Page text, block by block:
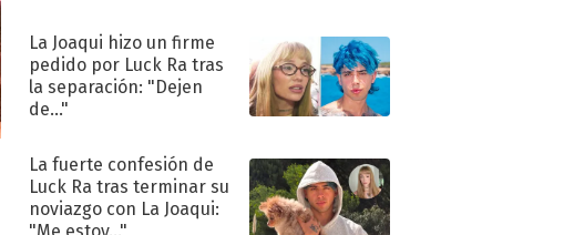
La Joaqui hizo un firme
pedido por Luck Ra tras
la separación: "Dejen
de..."
La fuerte confesión de
Luck Ra tras terminar su
noviazgo con La Joaqui: